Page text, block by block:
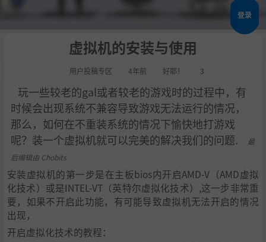
登录
虚拟机的安装与使用
用户投稿专区 4年前 好耶！ 3
玩一些较老的gal或者较老的游戏时的过程中，有
时候会出现系统不兼容导致游戏无法运行的情况，
那么，如何在不重装系统的情况下愉快地打游戏
呢？装一个虚拟机就可以完美的解决我们的问题.
最
后编辑由 Chobits
安装虚拟机的第一步是在主板bios内开启AMD-V（AMD虚拟
化技术）或是INTEL-VT（英特尔虚拟化技术）,这一步非常重
要，如果不开启此功能，有可能导致虚拟机无法开启的情况
出现，
开启虚拟化技术的教程：